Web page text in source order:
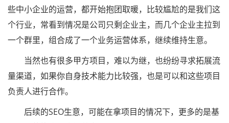
些中小企业的运营，都开始抱团取暖，比较尴尬的是我们这
个行业，常看到情况是公司只剩企业主，而几个企业主拉到
一个群里，组合成了一个业务运营体系，继续维持生意。
当然也有很多甲方项目，难以为继，也纷纷寻求拓展流
量渠道，如果你自身技术能力比较强，也是可以和这些项目
负责人进行合作。
后续的SEO生意，可能在拿项目的情况下，更多的是基